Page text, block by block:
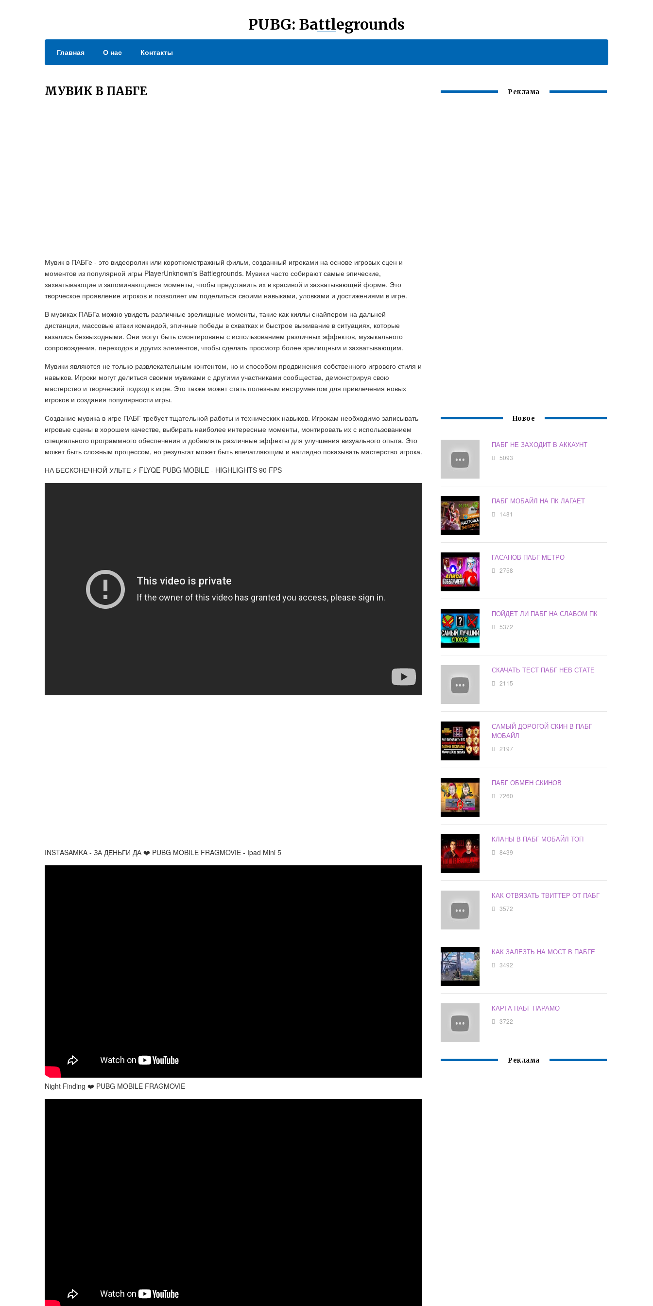
PUBG: Battlegrounds
Главная О нас Контакты
МУВИК В ПАБГЕ
Мувик в ПАБГе - это видеоролик или короткометражный фильм, созданный игроками на основе игровых сцен и
моментов из популярной игры PlayerUnknown's Battlegrounds. Мувики часто собирают самые эпические,
захватывающие и запоминающиеся моменты, чтобы представить их в красивой и захватывающей форме. Это
творческое проявление игроков и позволяет им поделиться своими навыками, уловками и достижениями в игре.
В мувиках ПАБГа можно увидеть различные зрелищные моменты, такие как киллы снайпером на дальней
дистанции, массовые атаки командой, эпичные победы в схватках и быстрое выживание в ситуациях, которые
казались безвыходными. Они могут быть смонтированы с использованием различных эффектов, музыкального
сопровождения, переходов и других элементов, чтобы сделать просмотр более зрелищным и захватывающим.
Мувики являются не только развлекательным контентом, но и способом продвижения собственного игрового стиля и
навыков. Игроки могут делиться своими мувиками с другими участниками сообщества, демонстрируя свою
мастерство и творческий подход к игре. Это также может стать полезным инструментом для привлечения новых
игроков и создания популярности игры.
Создание мувика в игре ПАБГ требует тщательной работы и технических навыков. Игрокам необходимо записывать
игровые сцены в хорошем качестве, выбирать наиболее интересные моменты, монтировать их с использованием
специального программного обеспечения и добавлять различные эффекты для улучшения визуального опыта. Это
может быть сложным процессом, но результат может быть впечатляющим и наглядно показывать мастерство игрока.
НА БЕСКОНЕЧНОЙ УЛЬТЕ ⚡️ FLYQE PUBG MOBILE - HIGHLIGHTS 90 FPS
INSTASAMKA - ЗА ДЕНЬГИ ДА ❤️ PUBG MOBILE FRAGMOVIE - Ipad Mini 5
Night Finding ❤️ PUBG MOBILE FRAGMOVIE
Реклама
Новое
ПАБГ НЕ ЗАХОДИТ В АККАУНТ
5093
ПАБГ МОБАЙЛ НА ПК ЛАГАЕТ
1481
ГАСАНОВ ПАБГ МЕТРО
2758
ПОЙДЕТ ЛИ ПАБГ НА СЛАБОМ ПК
5372
СКАЧАТЬ ТЕСТ ПАБГ НЕВ СТАТЕ
2115
САМЫЙ ДОРОГОЙ СКИН В ПАБГ
МОБАЙЛ
2197
ПАБГ ОБМЕН СКИНОВ
7260
КЛАНЫ В ПАБГ МОБАЙЛ ТОП
8439
КАК ОТВЯЗАТЬ ТВИТТЕР ОТ ПАБГ
3572
КАК ЗАЛЕЗТЬ НА МОСТ В ПАБГЕ
3492
КАРТА ПАБГ ПАРАМО
3722
Реклама